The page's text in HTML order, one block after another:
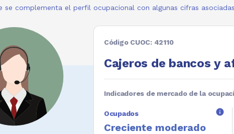
se complementa el perfil ocupacional con algunas cifras
Código CUOC: 42110
Cajeros de bancos y
Indicadores de mercado de la
Ocupados info
Creciente moderado